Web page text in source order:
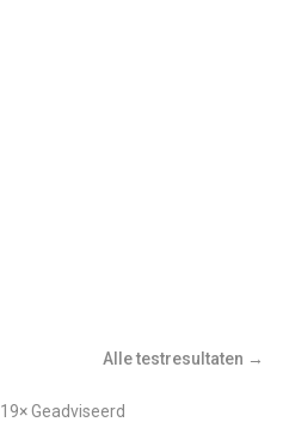
Alle testresultaten →
19× Geadviseerd